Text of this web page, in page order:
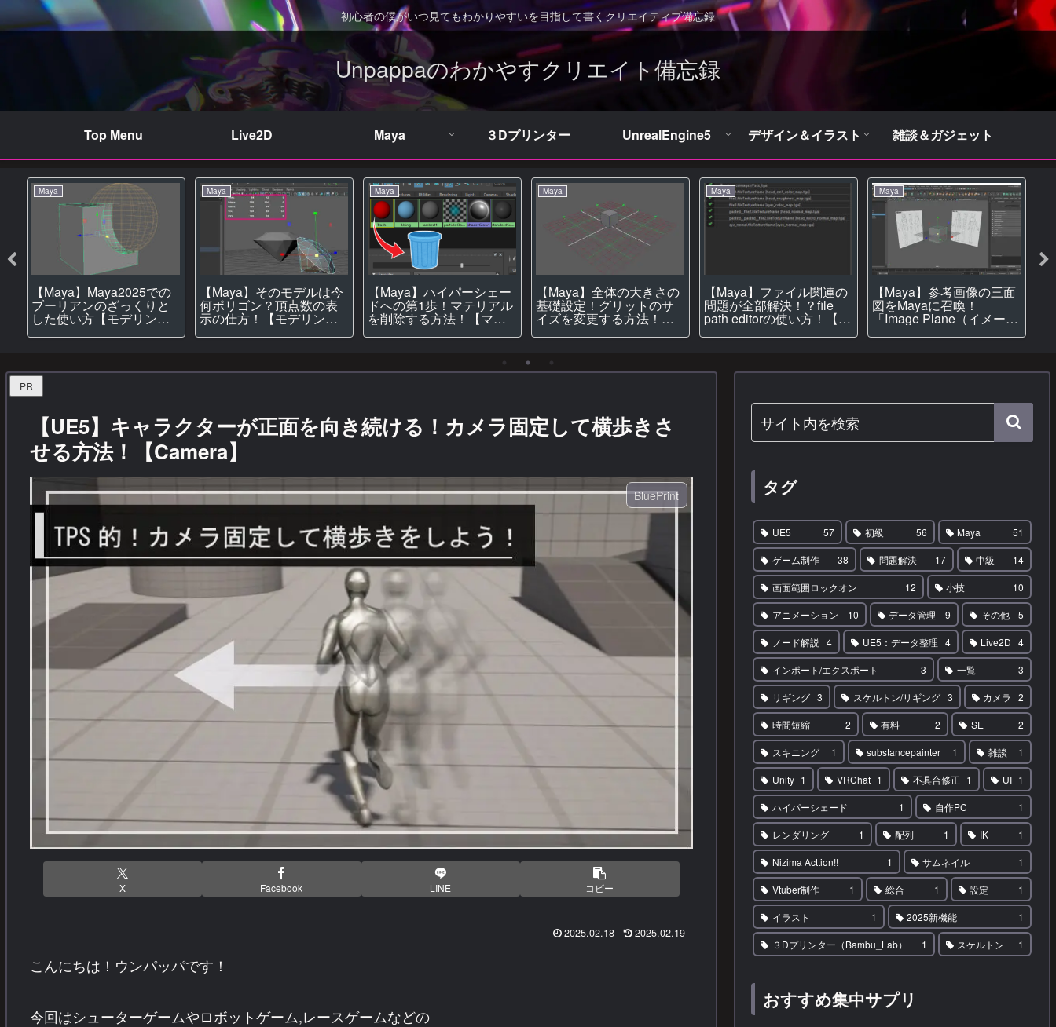
初心者の僕がいつ見てもわかりやすいを目指して書くクリエイティブ備忘録
Unpappaのわかやすクリエイト備忘録
Top Menu Live2D Maya ３Dプリンター UnrealEngine5 デザイン＆イラスト 雑談＆ガジェット
Maya
【Maya】Maya2025での
ブーリアンのざっくりと
した使い方【モデリン
Maya
【Maya】そのモデルは今
何ポリゴン？頂点数の表
示の仕方！【モデリン
Maya
【Maya】ハイパーシェー
ドへの第1歩！マテリアル
を削除する方法！【マテ
Maya
【Maya】全体の大きさの
基礎設定！グリットのサ
イズを変更する方法！
Maya
【Maya】ファイル関連の
問題が全部解決！？file
path editorの使い方！【テ
Maya
【Maya】参考画像の三面
図をMayaに召喚！
「Image Plane（イメージ
PR
【UE5】キャラクターが正面を向き続ける！カメラ固定して横歩きさ
せる方法！【Camera】
BluePrint
X Facebook LINE コピー
2025.02.18 2025.02.19
こんにちは！ウンパッパです！
今回はシューターゲームやロボットゲーム,レースゲームなどの
タグ
UE5 57 初級 56 Maya 51
ゲーム制作 38 問題解決 17 中級 14
画面範囲ロックオン 12 小技 10
アニメーション 10 データ管理 9 その他 5
ノード解説 4 UE5：データ整理 4 Live2D 4
インポート/エクスポート 3 一覧 3
リギング 3 スケルトン/リギング 3 カメラ 2
時間短縮 2 有料 2 SE 2
スキニング 1 substancepainter 1 雑談 1
Unity 1 VRChat 1 不具合修正 1 UI 1
ハイパーシェード 1 自作PC 1
レンダリング 1 配列 1 IK 1
Nizima Acttion!! 1 サムネイル 1
Vtuber制作 1 総合 1 設定 1
イラスト 1 2025新機能 1
３Dプリンター（Bambu_Lab） 1 スケルトン 1
おすすめ集中サプリ